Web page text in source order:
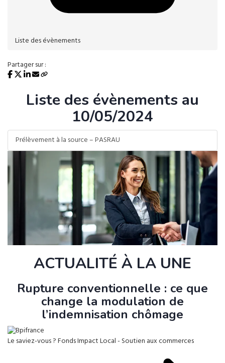
Liste des évènements
Partager sur :
Liste des évènements au
10/05/2024
Prélèvement à la source – PASRAU
ACTUALITÉ À LA UNE
Rupture conventionnelle : ce que
change la modulation de
l’indemnisation chômage
Le saviez-vous ?Fonds Impact Local - Soutien aux commerces